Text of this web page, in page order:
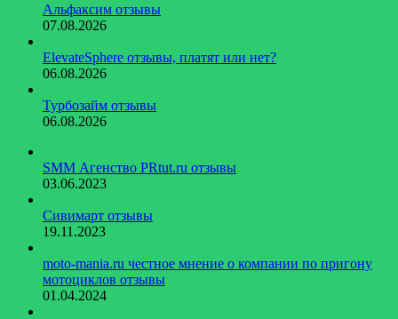
Альфаксим отзывы
07.08.2026
ElevateSphere отзывы, платят или нет?
06.08.2026
Турбозайм отзывы
06.08.2026
SMM Агенство PRtut.ru отзывы
03.06.2023
Сивимарт отзывы
19.11.2023
moto-mania.ru честное мнение о компании по пригону
мотоциклов отзывы
01.04.2024